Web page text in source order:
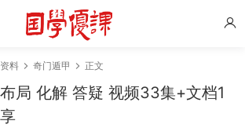
料 奇门遁甲 正文
局 化解 答疑 视频33集+文档1